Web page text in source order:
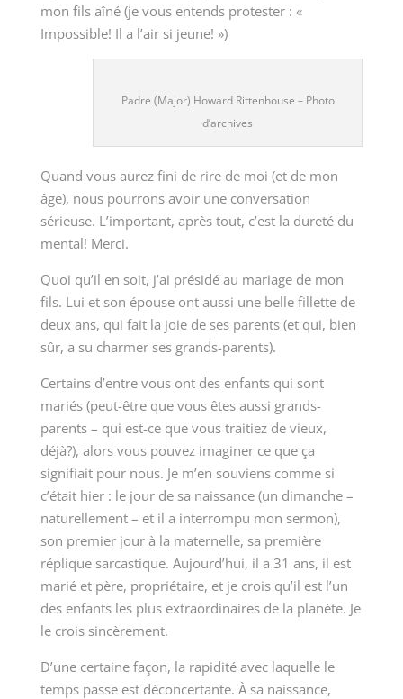
mon fils aîné (je vous entends protester : «
Impossible! Il a l’air si jeune! »)
Padre (Major) Howard Rittenhouse – Photo
d’archives
Quand vous aurez fini de rire de moi (et de mon
âge), nous pourrons avoir une conversation
sérieuse. L’important, après tout, c’est la dureté du
mental! Merci.
Quoi qu’il en soit, j’ai présidé au mariage de mon
fils. Lui et son épouse ont aussi une belle fillette de
deux ans, qui fait la joie de ses parents (et qui, bien
sûr, a su charmer ses grands-parents).
Certains d’entre vous ont des enfants qui sont
mariés (peut-être que vous êtes aussi grands-
parents – qui est-ce que vous traitiez de vieux,
déjà?), alors vous pouvez imaginer ce que ça
signifiait pour nous. Je m’en souviens comme si
c’était hier : le jour de sa naissance (un dimanche –
naturellement – et il a interrompu mon sermon),
son premier jour à la maternelle, sa première
réplique sarcastique. Aujourd’hui, il a 31 ans, il est
marié et père, propriétaire, et je crois qu’il est l’un
des enfants les plus extraordinaires de la planète. Je
le crois sincèrement.
D’une certaine façon, la rapidité avec laquelle le
temps passe est déconcertante. À sa naissance,